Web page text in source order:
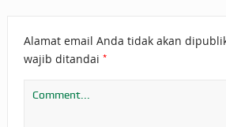
Alamat email Anda tidak akan
wajib ditandai *